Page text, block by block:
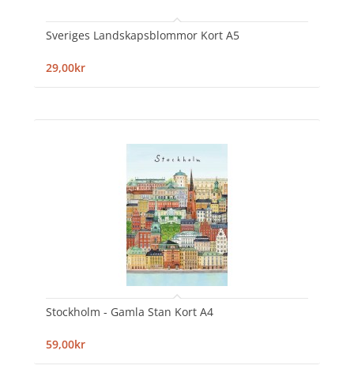
Sveriges Landskapsblommor Kort A5
29,00kr
Stockholm - Gamla Stan Kort A4
59,00kr